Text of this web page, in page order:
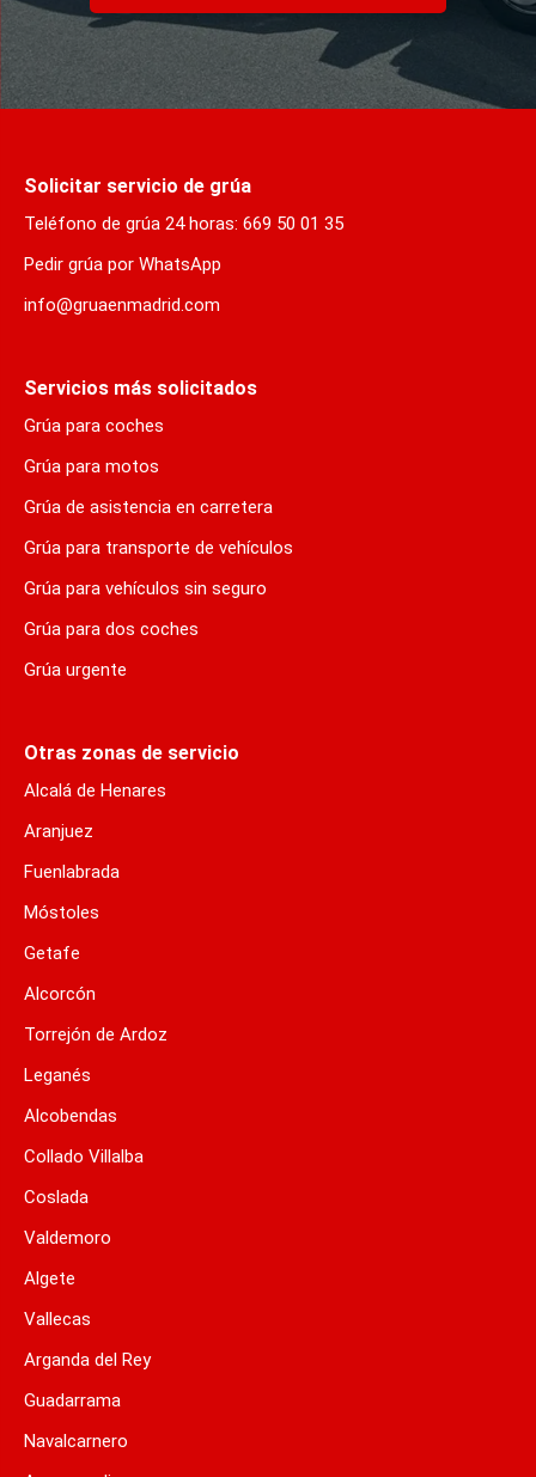
Solicitar servicio de grúa
Teléfono de grúa 24 horas: 669 50 01 35
Pedir grúa por WhatsApp
info@gruaenmadrid.com
Servicios más solicitados
Grúa para coches
Grúa para motos
Grúa de asistencia en carretera
Grúa para transporte de vehículos
Grúa para vehículos sin seguro
Grúa para dos coches
Grúa urgente
Otras zonas de servicio
Alcalá de Henares
Aranjuez
Fuenlabrada
Móstoles
Getafe
Alcorcón
Torrejón de Ardoz
Leganés
Alcobendas
Collado Villalba
Coslada
Valdemoro
Algete
Vallecas
Arganda del Rey
Guadarrama
Navalcarnero